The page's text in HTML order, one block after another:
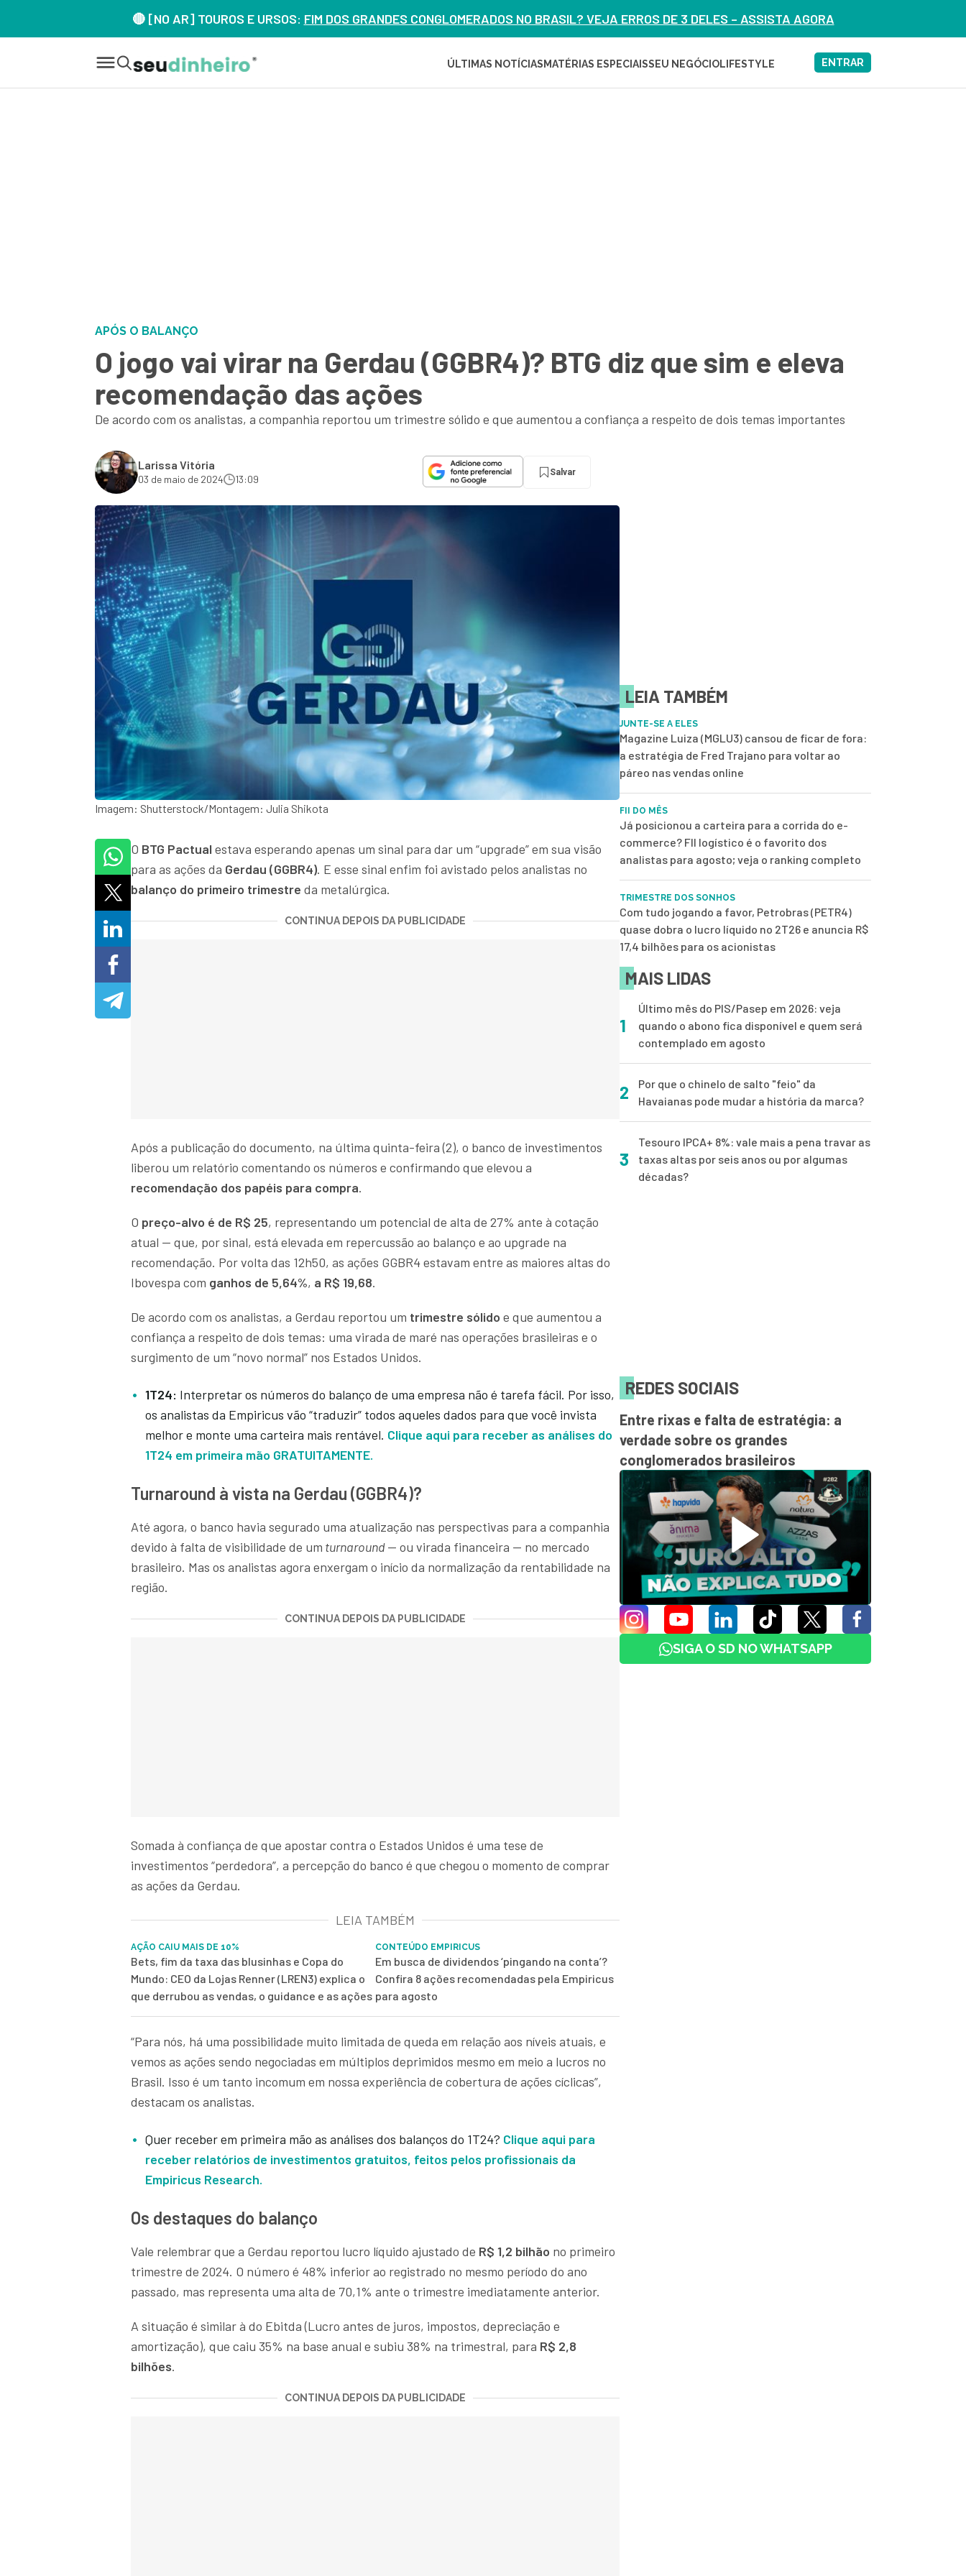
🔴 [NO AR] TOUROS E URSOS: FIM DOS GRANDES CONGLOMERADOS NO BRASIL? VEJA ERROS DE 3 DELES – ASSISTA AGORA
ÚLTIMAS NOTÍCIAS MATÉRIAS ESPECIAISSEU NEGÓCIOLIFESTYLE ENTRAR
APÓS O BALANÇO
O jogo vai virar na Gerdau (GGBR4)? BTG diz que sim e eleva
recomendação das ações
De acordo com os analistas, a companhia reportou um trimestre sólido e que aumentou a confiança a respeito de dois temas importantes
Larissa Vitória
03 de maio de 2024 13:09
Salvar
Imagem: Shutterstock/Montagem: Julia Shikota
O BTG Pactual estava esperando apenas um sinal para dar um “upgrade” em sua visão
para as ações da Gerdau (GGBR4). E esse sinal enfim foi avistado pelos analistas no
balanço do primeiro trimestre da metalúrgica.
CONTINUA DEPOIS DA PUBLICIDADE
Após a publicação do documento, na última quinta-feira (2), o banco de investimentos
liberou um relatório comentando os números e confirmando que elevou a
recomendação dos papéis para compra.
O preço-alvo é de R$ 25, representando um potencial de alta de 27% ante à cotação
atual — que, por sinal, está elevada em repercussão ao balanço e ao upgrade na
recomendação. Por volta das 12h50, as ações GGBR4 estavam entre as maiores altas do
Ibovespa com ganhos de 5,64%, a R$ 19,68.
De acordo com os analistas, a Gerdau reportou um trimestre sólido e que aumentou a
confiança a respeito de dois temas: uma virada de maré nas operações brasileiras e o
surgimento de um “novo normal” nos Estados Unidos.
1T24: Interpretar os números do balanço de uma empresa não é tarefa fácil. Por isso,
os analistas da Empiricus vão “traduzir” todos aqueles dados para que você invista
melhor e monte uma carteira mais rentável. Clique aqui para receber as análises do
1T24 em primeira mão GRATUITAMENTE.
Turnaround à vista na Gerdau (GGBR4)?
Até agora, o banco havia segurado uma atualização nas perspectivas para a companhia
devido à falta de visibilidade de um turnaround— ou virada financeira — no mercado
brasileiro. Mas os analistas agora enxergam o início da normalização da rentabilidade na
região.
CONTINUA DEPOIS DA PUBLICIDADE
Somada à confiança de que apostar contra o Estados Unidos é uma tese de
investimentos “perdedora”, a percepção do banco é que chegou o momento de comprar
as ações da Gerdau.
LEIA TAMBÉM
AÇÃO CAIU MAIS DE 10%
Bets, fim da taxa das blusinhas e Copa do
Mundo: CEO da Lojas Renner (LREN3) explica o
que derrubou as vendas, o guidance e as ações
CONTEÚDO EMPIRICUS
Em busca de dividendos ‘pingando na conta’?
Confira 8 ações recomendadas pela Empiricus
para agosto
“Para nós, há uma possibilidade muito limitada de queda em relação aos níveis atuais, e
vemos as ações sendo negociadas em múltiplos deprimidos mesmo em meio a lucros no
Brasil. Isso é um tanto incomum em nossa experiência de cobertura de ações cíclicas”,
destacam os analistas.
Quer receber em primeira mão as análises dos balanços do 1T24? Clique aqui para
receber relatórios de investimentos gratuitos, feitos pelos profissionais da
Empiricus Research.
Os destaques do balanço
Vale relembrar que a Gerdau reportou lucro líquido ajustado de R$ 1,2 bilhão no primeiro
trimestre de 2024. O número é 48% inferior ao registrado no mesmo período do ano
passado, mas representa uma alta de 70,1% ante o trimestre imediatamente anterior.
A situação é similar à do Ebitda (Lucro antes de juros, impostos, depreciação e
amortização), que caiu 35% na base anual e subiu 38% na trimestral, para R$ 2,8
bilhões.
CONTINUA DEPOIS DA PUBLICIDADE
LEIA TAMBÉM
JUNTE-SE A ELES
Magazine Luiza (MGLU3) cansou de ficar de fora:
a estratégia de Fred Trajano para voltar ao
páreo nas vendas online
FII DO MÊS
Já posicionou a carteira para a corrida do e-
commerce? FII logístico é o favorito dos
analistas para agosto; veja o ranking completo
TRIMESTRE DOS SONHOS
Com tudo jogando a favor, Petrobras (PETR4)
quase dobra o lucro líquido no 2T26 e anuncia R$
17,4 bilhões para os acionistas
MAIS LIDAS
1
Último mês do PIS/Pasep em 2026: veja
quando o abono fica disponível e quem será
contemplado em agosto
2
Por que o chinelo de salto "feio" da
Havaianas pode mudar a história da marca?
3
Tesouro IPCA+ 8%: vale mais a pena travar as
taxas altas por seis anos ou por algumas
décadas?
REDES SOCIAIS
Entre rixas e falta de estratégia: a
verdade sobre os grandes
conglomerados brasileiros
SIGA O SD NO WHATSAPP